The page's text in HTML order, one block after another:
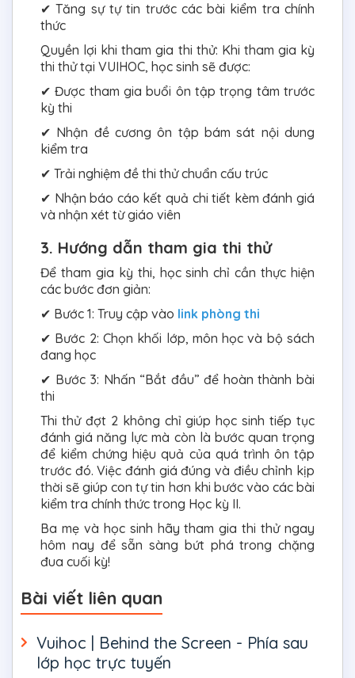
✔ Tăng sự tự tin trước các bài kiểm tra chính
thức
Quyền lợi khi tham gia thi thử: Khi tham gia kỳ
thi thử tại VUIHOC, học sinh sẽ được:
✔ Được tham gia buổi ôn tập trọng tâm trước
kỳ thi
✔ Nhận đề cương ôn tập bám sát nội dung
kiểm tra
✔ Trải nghiệm đề thi thử chuẩn cấu trúc
✔ Nhận báo cáo kết quả chi tiết kèm đánh giá
và nhận xét từ giáo viên
3. Hướng dẫn tham gia thi thử
Để tham gia kỳ thi, học sinh chỉ cần thực hiện
các bước đơn giản:
✔ Bước 1: Truy cập vào link phòng thi
✔ Bước 2: Chọn khối lớp, môn học và bộ sách
đang học
✔ Bước 3: Nhấn “Bắt đầu” để hoàn thành bài
thi
Thi thử đợt 2 không chỉ giúp học sinh tiếp tục
đánh giá năng lực mà còn là bước quan trọng
để kiểm chứng hiệu quả của quá trình ôn tập
trước đó. Việc đánh giá đúng và điều chỉnh kịp
thời sẽ giúp con tự tin hơn khi bước vào các bài
kiểm tra chính thức trong Học kỳ II.
Ba mẹ và học sinh hãy tham gia thi thử ngay
hôm nay để sẵn sàng bứt phá trong chặng
đua cuối kỳ!
Bài viết liên quan
Vuihoc | Behind the Screen - Phía sau
lớp học trực tuyến